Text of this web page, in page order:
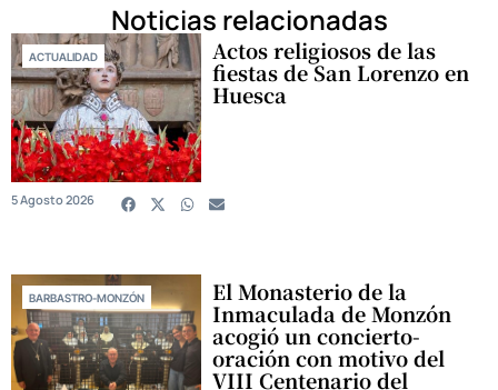
Noticias relacionadas
ACTUALIDAD Actos religiosos de las
fiestas de San Lorenzo en
Huesca
5 Agosto 2026
BARBASTRO-MONZÓN El Monasterio de la
Inmaculada de Monzón
acogió un concierto-
oración con motivo del
VIII Centenario del